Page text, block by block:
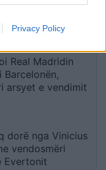
Privacy Policy
të vendosim
brezit të ri
Real Madridin
Barcelonën,
arsyet e vendimit
dorë nga Vinicius
vendosmëri
Evertonit